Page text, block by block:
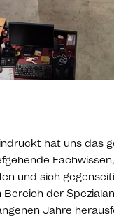
hat uns das
und sich
Bereich der
Jahre